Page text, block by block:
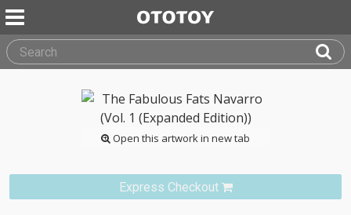
Open this artwork in new tab
Express Checkout